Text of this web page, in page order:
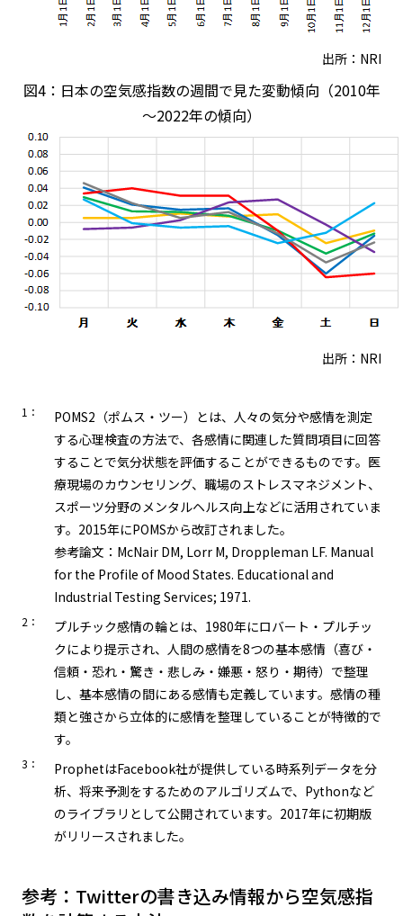
出所：NRI
図4：日本の空気感指数の週間で見た変動傾向（2010年
～2022年の傾向）
出所：NRI
1：
POMS2（ポムス・ツー）とは、人々の気分や感情を測定
する心理検査の方法で、各感情に関連した質問項目に回答
することで気分状態を評価することができるものです。医
療現場のカウンセリング、職場のストレスマネジメント、
スポーツ分野のメンタルヘルス向上などに活用されていま
す。2015年にPOMSから改訂されました。
参考論文：McNair DM, Lorr M, Droppleman LF. Manual
for the Profile of Mood States. Educational and
Industrial Testing Services; 1971.
2：
プルチック感情の輪とは、1980年にロバート・プルチッ
クにより提示され、人間の感情を8つの基本感情（喜び・
信頼・恐れ・驚き・悲しみ・嫌悪・怒り・期待）で整理
し、基本感情の間にある感情も定義しています。感情の種
類と強さから立体的に感情を整理していることが特徴的で
す。
3：
ProphetはFacebook社が提供している時系列データを分
析、将来予測をするためのアルゴリズムで、Pythonなど
のライブラリとして公開されています。2017年に初期版
がリリースされました。
参考：Twitterの書き込み情報から空気感指